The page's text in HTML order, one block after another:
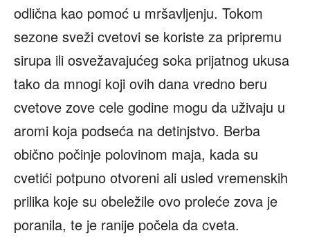
odlična kao pomoć u mršavljenju. Tokom
sezone sveži cvetovi se koriste za pripremu
sirupa ili osvežavajućeg soka prijatnog ukusa
tako da mnogi koji ovih dana vredno beru
cvetove zove cele godine mogu da uživaju u
aromi koja podseća na detinjstvo. Berba
obično počinje polovinom maja, kada su
cvetići potpuno otvoreni ali usled vremenskih
prilika koje su obeležile ovo proleće zova je
poranila, te je ranije počela da cveta.